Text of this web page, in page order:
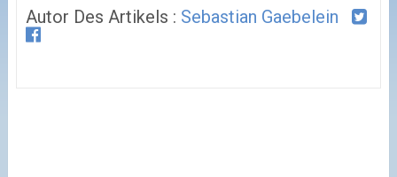
Autor Des Artikels : Sebastian Gaebelein